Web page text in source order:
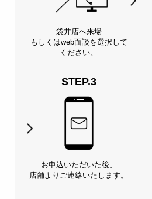
袋井店へ来場
もしくはweb面談を選択して
ください。
STEP.3
お申込いただいた後、
店舗よりご連絡いたします。